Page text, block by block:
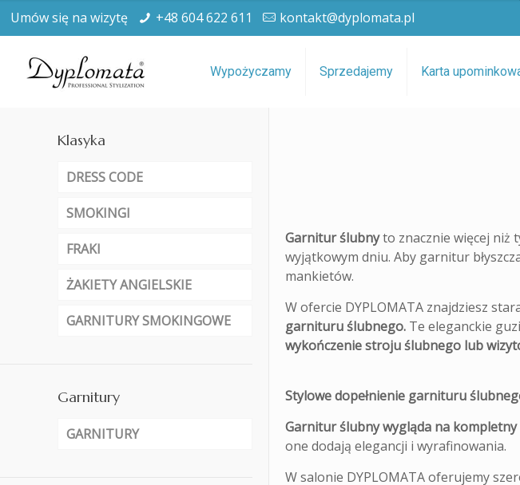
Umów się na wizytę +48 604 622 611 kontakt@dyplomata.pl
Wypożyczamy Sprzedajemy Karta
Garnitur ślubnyto znacznie więcej niż
wyjątkowym dniu. Aby garnitur
mankietów.
W ofercie DYPLOMATA znajdziesz
garnituru ślubnego.Te eleganckie
wykończenie stroju ślubnego lub
Stylowe dopełnienie garnituru
Garnitur ślubny wygląda na
one dodają elegancji i wyrafinowania.
W salonie DYPLOMATA oferujemy
Klasyka
DRESS CODE
SMOKINGI
FRAKI
ŻAKIETY ANGIELSKIE
GARNITURY SMOKINGOWE
Garnitury
GARNITURY